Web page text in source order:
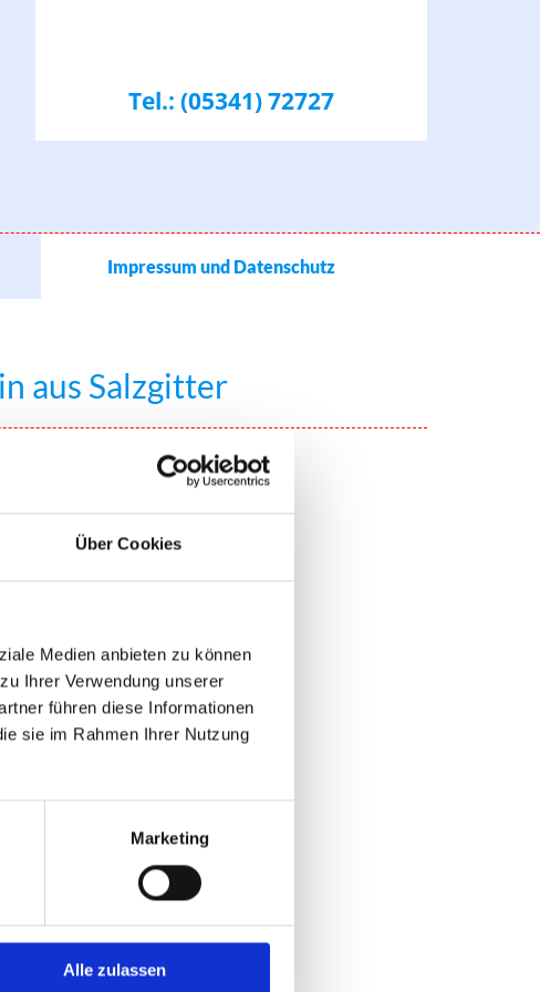
Über Cookies
Medien anbieten zu können
Ihrer Verwendung unserer
führen diese Informationen
sie im Rahmen Ihrer Nutzung
Marketing
Alle zulassen
Tel.: (05341) 72727
Impressum und Datenschutz
aus Salzgitter
Uhr